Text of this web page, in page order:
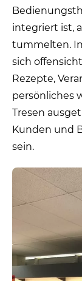
integriert ist,
tummelten.
sich
Rezepte,
persönliches
Tresen
Kunden und
sein.